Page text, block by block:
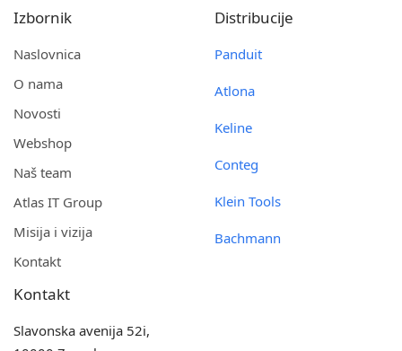
Izbornik
Naslovnica
O nama
Novosti
Webshop
Naš team
Atlas IT Group
Misija i vizija
Kontakt
Distribucije
Panduit
Atlona
Keline
Conteg
Klein Tools
Bachmann
Kontakt
Slavonska avenija 52i,